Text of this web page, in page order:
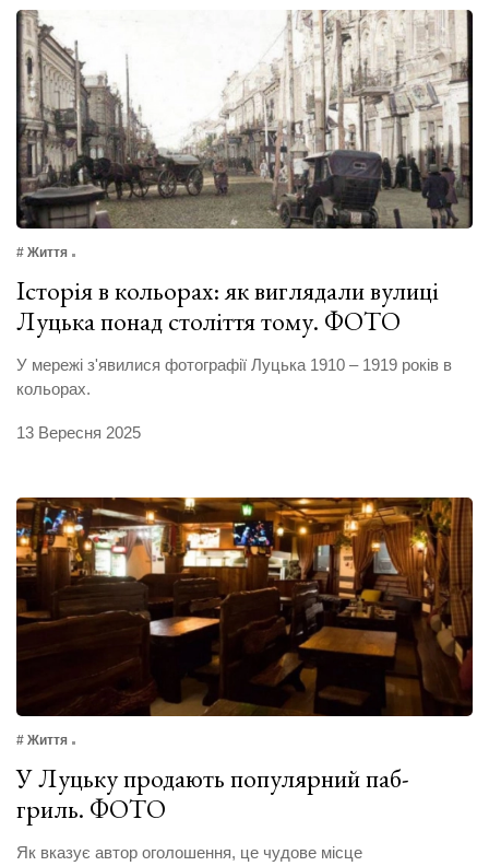
# Життя
Історія в кольорах: як виглядали вулиці
Луцька понад століття тому. ФОТО
У мережі з'явилися фотографії Луцька 1910 – 1919 років в
кольорах.
13 Вересня 2025
# Життя
У Луцьку продають популярний паб-
гриль. ФОТО
Як вказує автор оголошення, це чудове місце